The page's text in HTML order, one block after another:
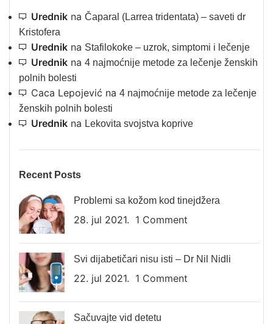
Urednik na Čaparal (Larrea tridentata) – saveti dr
Kristofera
Urednik na Stafilokoke – uzrok, simptomi i lečenje
Urednik na 4 najmoćnije metode za lečenje ženskih
polnih bolesti
Caca Lepojević na 4 najmoćnije metode za lečenje
ženskih polnih bolesti
Urednik na Lekovita svojstva koprive
Recent Posts
Problemi sa kožom kod tinejdžera
28. jul 2021. 1 Comment
Svi dijabetičari nisu isti – Dr Nil Nidli
22. jul 2021. 1 Comment
Sačuvajte vid detetu